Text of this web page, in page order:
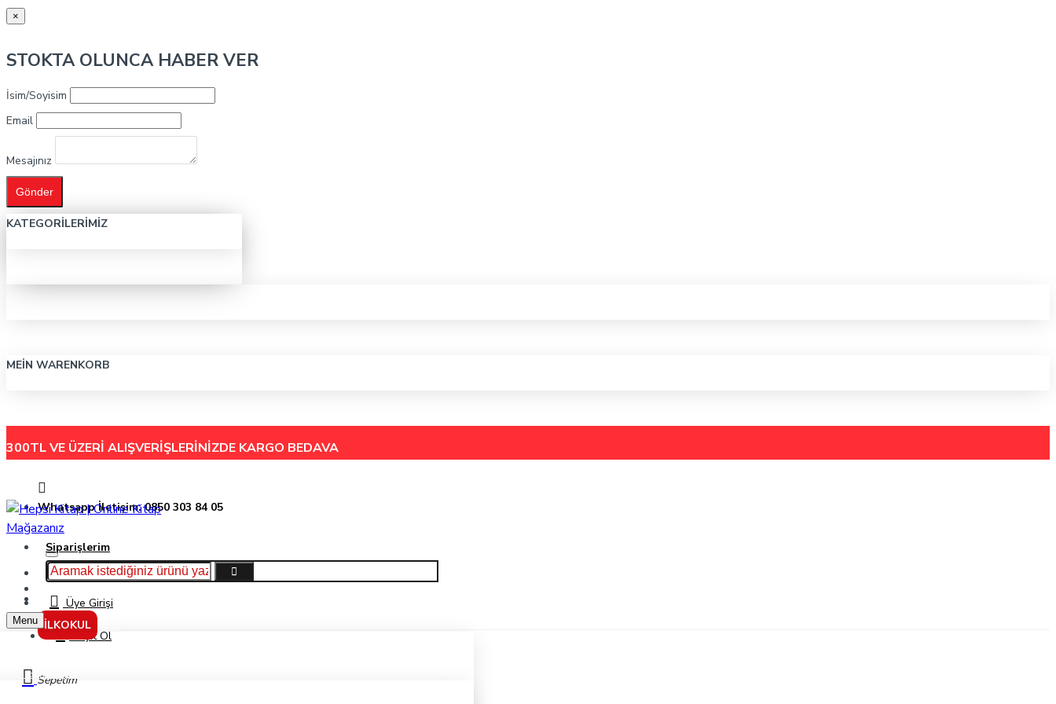
×
STOKTA OLUNCA HABER VER
İsim/Soyisim
Email
Mesajınız
Gönder
KATEGORILERIMIZ
MEIN WARENKORB
300TL VE ÜZERİ ALIŞVERİŞLERİNİZDE KARGO BEDAVA
Whatsapp İletişim: 0850 303 84 05
Siparişlerim
Hakkımızda
İletişimÜye Girişi
Kayıt Ol
Sepetim
İLKOKUL
Menu
Yardımcı Kaynak